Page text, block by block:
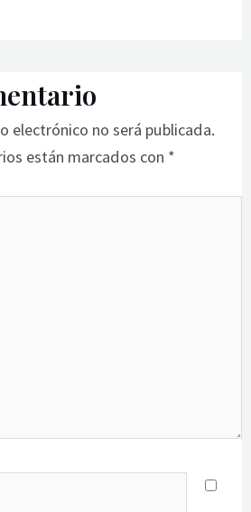
electrónico no será publicada.
están marcados con *